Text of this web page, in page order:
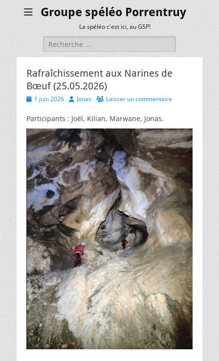
Groupe spéléo Porrentruy
La spéléo c'est ici, au GSP!
Rechercher :
Rafraîchissement aux Narines de
Bœuf (25.05.2026)
Posted1 juin 2026 Author
Jonas Laisser un commentaire
Participants : Joël, Kilian, Marwane, Jonas.